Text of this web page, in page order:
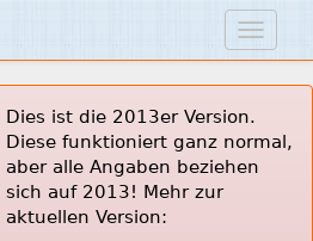
Dies ist die 2013er Version.
Diese funktioniert ganz normal,
aber alle Angaben beziehen
sich auf 2013! Mehr zur
aktuellen Version: